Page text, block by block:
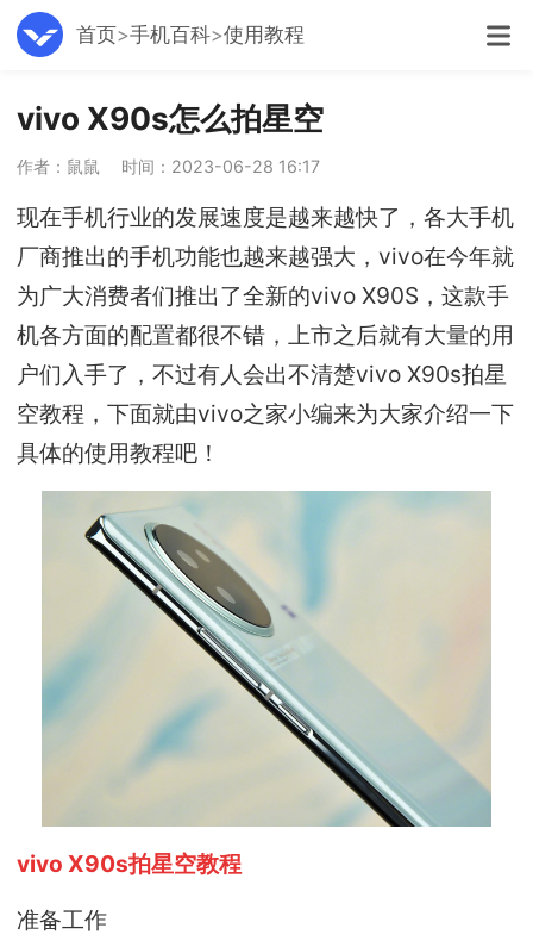
首页 手机百科 使用教程
vivo X90s怎么拍星空
作者：鼠鼠 时间：2023-06-28 16:17
现在手机行业的发展速度是越来越快了，各大手机
厂商推出的手机功能也越来越强大，vivo在今年就
为广大消费者们推出了全新的vivo X90S，这款手
机各方面的配置都很不错，上市之后就有大量的用
户们入手了，不过有人会出不清楚vivo X90s拍星
空教程，下面就由vivo之家小编来为大家介绍一下
具体的使用教程吧！
vivo X90s拍星空教程
准备工作